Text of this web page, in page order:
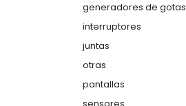
generadores de gotas
interruptores
juntas
otras
pantallas